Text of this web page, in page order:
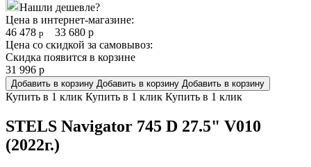
Нашли дешевле?
Цена в интернет-магазине:
46 478 р 33 680 р
Цена со скидкой за самовывоз:
Скидка появится в корзине
31 996 р
Добавить в корзину Добавить в корзину Добавить в корзину
Купить в 1 клик Купить в 1 клик Купить в 1 клик
STELS Navigator 745 D 27.5" V010
(2022г.)